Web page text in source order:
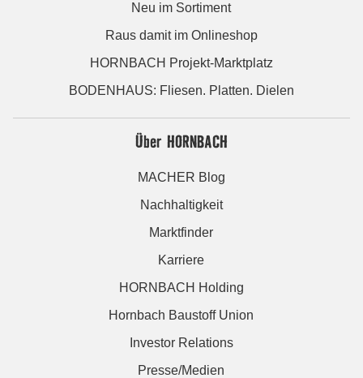
Neu im Sortiment
Raus damit im Onlineshop
HORNBACH Projekt-Marktplatz
BODENHAUS: Fliesen. Platten. Dielen
Über HORNBACH
MACHER Blog
Nachhaltigkeit
Marktfinder
Karriere
HORNBACH Holding
Hornbach Baustoff Union
Investor Relations
Presse/Medien